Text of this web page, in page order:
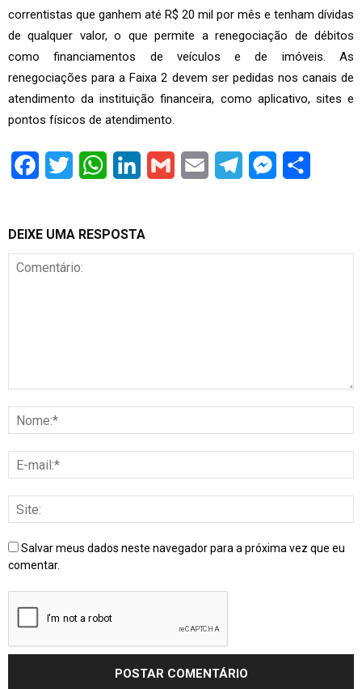
correntistas que ganhem até R$ 20 mil por mês e tenham dívidas
de qualquer valor, o que permite a renegociação de débitos
como financiamentos de veículos e de imóveis. As
renegociações para a Faixa 2 devem ser pedidas nos canais de
atendimento da instituição financeira, como aplicativo, sites e
pontos físicos de atendimento.
Facebook
Twitter WhatsAppLinkedInGmail Email TelegramMessenger
DEIXE UMA RESPOSTA
Salvar meus dados neste navegador para a próxima vez que eu
comentar.